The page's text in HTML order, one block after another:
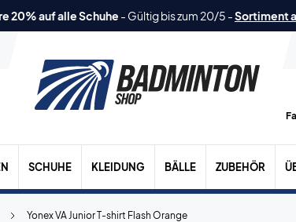
20% auf alle Schuhe - Gültig bis zum 20/5 -Sortiment
SCHUHE KLEIDUNG BÄLLE ZUBEHÖR
Yonex VA Junior T-shirt Flash Orange